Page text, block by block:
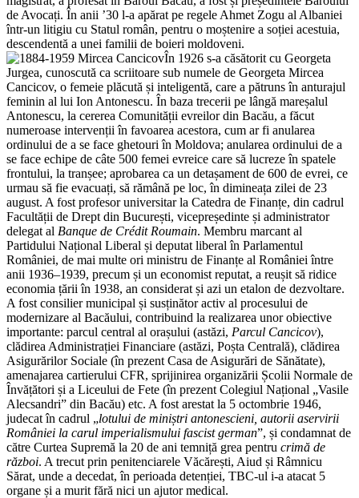
de Avocați. În anii ’30 l-a apărat pe regele Ahmet Zogu al Albaniei
într-un litigiu cu Statul român, pentru o moștenire a soției acestuia,
descendentă a unei familii de boieri moldoveni.
În 1926 s-a căsătorit cu Georgeta
Jurgea, cunoscută ca scriitoare sub numele de Georgeta Mircea
Cancicov, o femeie plăcută și inteligentă, care a pătruns în anturajul
feminin al lui Ion Antonescu. În baza trecerii pe lângă mareșalul
Antonescu, la cererea Comunității evreilor din Bacău, a făcut
numeroase intervenții în favoarea acestora, cum ar fi anularea
ordinului de a se face ghetouri în Moldova; anularea ordinului de a
se face echipe de câte 500 femei evreice care să lucreze în spatele
frontului, la tranșee; aprobarea ca un detașament de 600 de evrei, ce
urmau să fie evacuați, să rămână pe loc, în dimineața zilei de 23
august. A fost profesor universitar la Catedra de Finanțe, din cadrul
Facultății de Drept din București, vicepreședinte și administrator
delegat al Banque de Crédit Roumain. Membru marcant al
Partidului Național Liberal și deputat liberal în Parlamentul
României, de mai multe ori ministru de Finanțe al României între
anii 1936–1939, precum și un economist reputat, a reușit să ridice
economia țării în 1938, an considerat și azi un etalon de dezvoltare.
A fost consilier municipal și susținător activ al procesului de
modernizare al Bacăului, contribuind la realizarea unor obiective
importante: parcul central al orașului (astăzi, Parcul Cancicov),
clădirea Administrației Financiare (astăzi, Poșta Centrală), clădirea
Asigurărilor Sociale (în prezent Casa de Asigurări de Sănătate),
amenajarea cartierului CFR, sprijinirea organizării Școlii Normale de
Învățători și a Liceului de Fete (în prezent Colegiul Național „Vasile
Alecsandri” din Bacău) etc. A fost arestat la 5 octombrie 1946,
judecat în cadrul „lotului de miniștri antonescieni, autorii aservirii
României la carul imperialismului fascist german”, și condamnat de
către Curtea Supremă la 20 de ani temniță grea pentru crimă de
război. A trecut prin penitenciarele Văcărești, Aiud și Râmnicu
Sărat, unde a decedat, în perioada detenției, TBC-ul i-a atacat 5
organe și a murit fără nici un ajutor medical.